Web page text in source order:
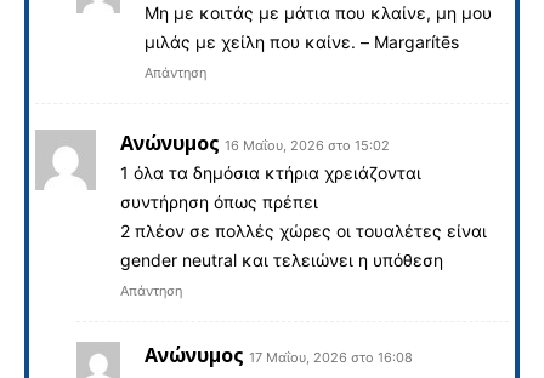
Μη με κοιτάς με μάτια που κλαίνε, μη μου
μιλάς με χείλη που καίνε. – Margarítēs
Απάντηση
Ανώνυμος 16 Μαΐου, 2026 στο 15:02
1 όλα τα δημόσια κτήρια χρειάζονται
συντήρηση όπως πρέπει
2 πλέον σε πολλές χώρες οι τουαλέτες είναι
gender neutral και τελειώνει η υπόθεση
Απάντηση
Ανώνυμος 17 Μαΐου, 2026 στο 16:08